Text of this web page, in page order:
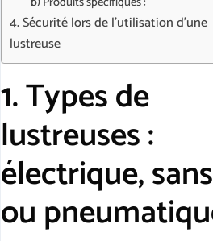
4. Sécurité lors de l’utilisation d’une
lustreuse
1. Types de
lustreuses :
électrique,
ou